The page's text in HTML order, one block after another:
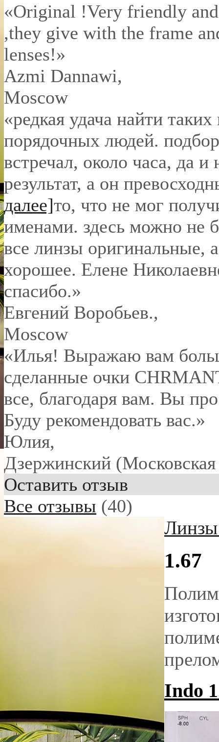
«Original !Very friendly
,they give with the frame
lenses!»
Azmi Dannawi,
Moscow
«редкая удача найти
порядочных людей.
встречал, около часа, да и
результат, а он
далее]то, что не мог
именами. здесь можно не
все линзы оригинальные,
хорошее. Елене
спасибо.»
Евгений Воробьев.,
Moscow
«Илья! Выражаю вам
сделанные очки
все, благодаря вам. Вы
Буду рекомендовать вас.»
Юлия,
Дзержинский (Московская
Оставить отзыв
Все отзывы (40)
Линзы
1.67
Indo